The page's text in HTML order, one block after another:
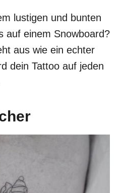
lustigen und bunten
auf einem Snowboard?
aus wie ein echter
dein Tattoo auf jeden